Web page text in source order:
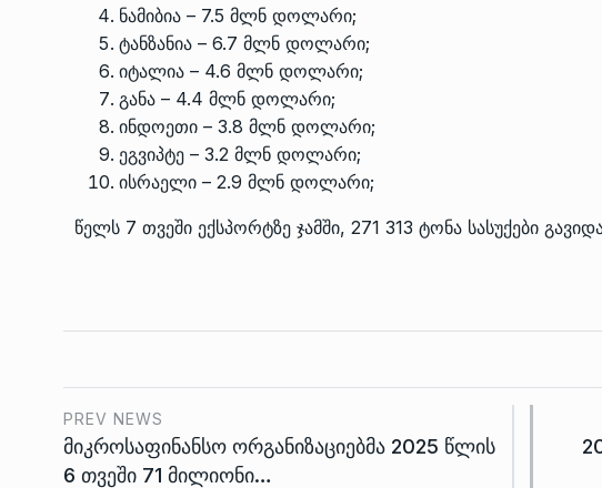
ნამიბია – 7.5 მლნ დოლარი;
ტანზანია – 6.7 მლნ დოლარი;
იტალია – 4.6 მლნ დოლარი;
განა – 4.4 მლნ დოლარი;
ინდოეთი – 3.8 მლნ დოლარი;
ეგვიპტე – 3.2 მლნ დოლარი;
ისრაელი – 2.9 მლნ დოლარი;
წელს 7 თვეში ექსპორტზე ჯამში, 271 313 ტონა სასუქები
PREV NEWS
მიკროსაფინანსო ორგანიზაციებმა 2025 წლის
6 თვეში 71 მილიონი…